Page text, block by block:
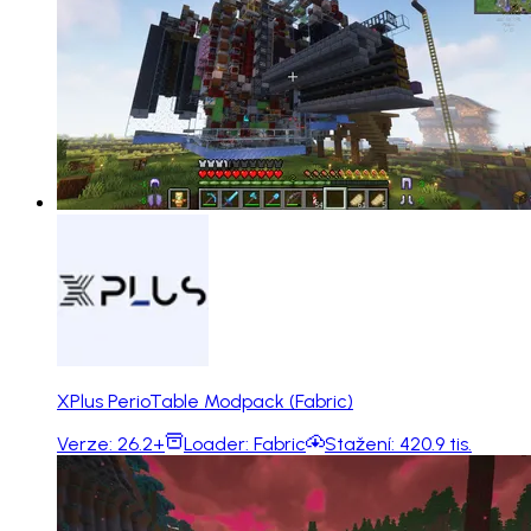
XPlus PerioTable Modpack (Fabric)
Verze: 26.2+ Loader: Fabric Stažení: 420.9 tis.